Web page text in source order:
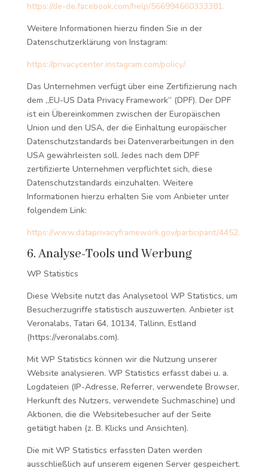
https://de-de.facebook.com/help/566994660333381.
Weitere Informationen hierzu finden Sie in der
Datenschutzerklärung von Instagram:
https://privacycenter.instagram.com/policy/.
Das Unternehmen verfügt über eine Zertifizierung nach
dem „EU-US Data Privacy Framework“ (DPF). Der DPF
ist ein Übereinkommen zwischen der Europäischen
Union und den USA, der die Einhaltung europäischer
Datenschutzstandards bei Datenverarbeitungen in den
USA gewährleisten soll. Jedes nach dem DPF
zertifizierte Unternehmen verpflichtet sich, diese
Datenschutzstandards einzuhalten. Weitere
Informationen hierzu erhalten Sie vom Anbieter unter
folgendem Link:
https://www.dataprivacyframework.gov/participant/4452.
6. Analyse-Tools und Werbung
WP Statistics
Diese Website nutzt das Analysetool WP Statistics, um
Besucherzugriffe statistisch auszuwerten. Anbieter ist
Veronalabs, Tatari 64, 10134, Tallinn, Estland
(https://veronalabs.com).
Mit WP Statistics können wir die Nutzung unserer
Website analysieren. WP Statistics erfasst dabei u. a.
Logdateien (IP-Adresse, Referrer, verwendete Browser,
Herkunft des Nutzers, verwendete Suchmaschine) und
Aktionen, die die Websitebesucher auf der Seite
getätigt haben (z. B. Klicks und Ansichten).
Die mit WP Statistics erfassten Daten werden
ausschließlich auf unserem eigenen Server gespeichert.